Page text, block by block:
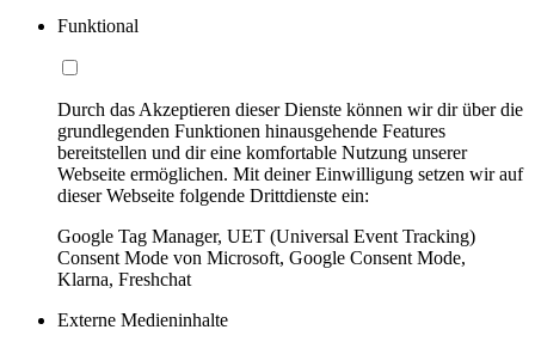
Funktional
Durch das Akzeptieren dieser Dienste können wir dir über die
grundlegenden Funktionen hinausgehende Features
bereitstellen und dir eine komfortable Nutzung unserer
Webseite ermöglichen. Mit deiner Einwilligung setzen wir auf
dieser Webseite folgende Drittdienste ein:
Google Tag Manager, UET (Universal Event Tracking)
Consent Mode von Microsoft, Google Consent Mode,
Klarna, Freshchat
Externe Medieninhalte